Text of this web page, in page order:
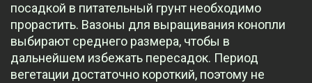
посадкой в питательный грунт необходимо
прорастить. Вазоны для выращивания конопли
выбирают среднего размера, чтобы в
дальнейшем избежать пересадок. Период
вегетации достаточно короткий, поэтому не